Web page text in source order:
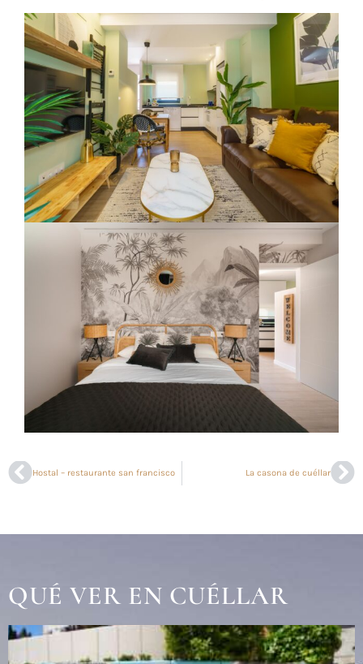
Hostal – restaurante san francisco La casona de cuéllar
QUÉ VER EN CUÉLLAR